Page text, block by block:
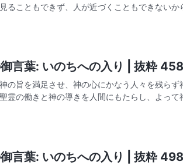
ることもできず、人が近づくこともできないか
言葉: いのちへの入り | 抜粋 458
の旨を満足させ、神の心にかなう人々を残ら
霊の働きと神の導きを人間にもたらし、よって
言葉: いのちへの入り | 抜粋 498